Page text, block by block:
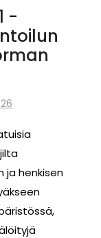
-
ja henkisen